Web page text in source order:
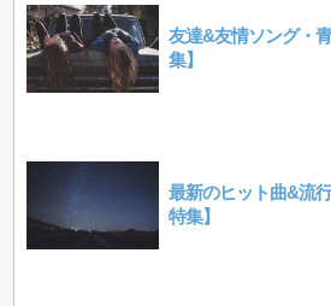
友達&友情ソング・
集】
最新のヒット曲&流
特集】